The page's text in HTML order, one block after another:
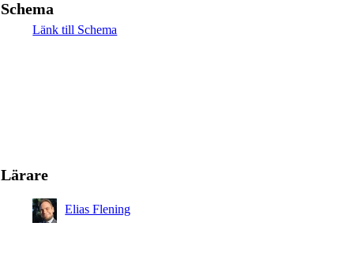
Schema
Länk till Schema
Lärare
Elias Flening